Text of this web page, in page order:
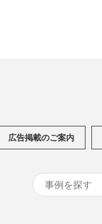
広告掲載のご案内